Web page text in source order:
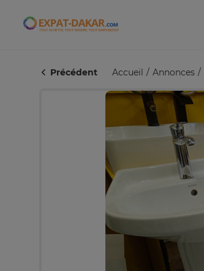
Expat-Dakar
Précédent Accueil Annonces